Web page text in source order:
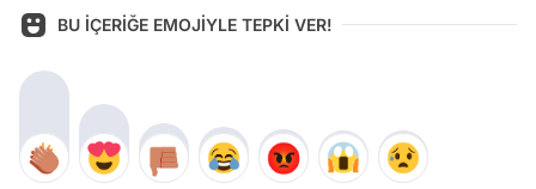
BU İÇERİĞE EMOJİYLE TEPKİ VER!